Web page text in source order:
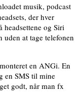
musik, podcast
der hver
og Siri
at tage telefonen
en ANGi. En
en SMS til mine
godt, når man fx